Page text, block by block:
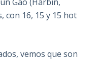
con 16, 15 y 15 hot
vemos que son